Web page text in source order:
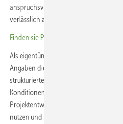
anspruchsvolle
verlässlich ans Netz.
Finden sie Planer und Projektierer in
Als eigentümergeführtes Unternehmen
Angaben die Sprache der Entwickler.
strukturierte Prüfprozesse, schnelle
Konditionen und eine Zusammenarbeit
Projektentwickler können jetzt den
nutzen und so gemeinsam Megawatt